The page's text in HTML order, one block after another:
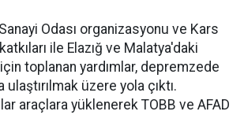
Odası organizasyonu ve Kars
ile Elazığ ve Malatya'daki
toplanan yardımlar, depremzede
ulaştırılmak üzere yola çıktı.
araçlara yüklenerek TOBB ve AFAD